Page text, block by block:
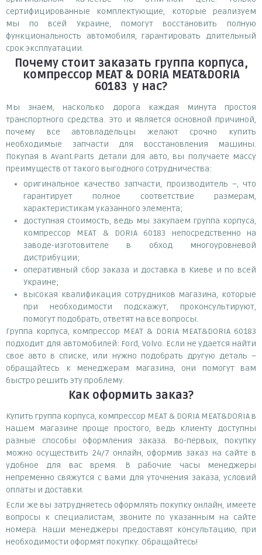
сертифицированные комплектующие, которые реализуем
мы по всей Украине, помогут восстановить полную
функциональность автомобиля, гарантировать длительный
срок эксплуатации.
Почему стоит заказать группа корпуса,
компрессор MEAT & DORIA MEAT&DORIA
60183 у нас?
Мы знаем, насколько дорога каждая минута простоя
транспортного средства. Это и является основной причиной,
почему все автовладельцы желают срочно купить
необходимые запчасти для восстановления машины.
Покупая в Avant.Parts детали для авто, вы получаете массу
преимуществ от такого выгодного сотрудничества:
оригинальное качество запчасти, производитель –, что
гарантирует полное соответствие размерам,
характеристикам указанного элемента;
доступная стоимость, ведь мы закупаем группа корпуса,
компрессор MEAT & DORIA 60183 непосредственно на
заводе-изготовителе в обход многоуровневой
дистрибуции;
оперативный сбор заказа и доставка в Киеве и по всей
Украине;
высокая квалификация сотрудников магазина, которые
при необходимости подскажут, проконсультируют,
помогут подобрать, ответят на все вопросы.
Группа корпуса, компрессор MEAT & DORIA MEAT&DORIA 60183
подходит для автомобилей: Ford, Volvo. Если не удается найти
свое авто в списке, или нужно подобрать другую деталь –
обращайтесь к менеджерам магазина, они помогут вам
быстро решить эту проблему.
Как оформить заказ?
Купить группа корпуса, компрессор MEAT & DORIA MEAT&DORIA в
нашем магазине проще простого, ведь клиенту доступны
разные способы оформления заказа. Во-первых, покупку
можно осуществить 24/7 онлайн, оформив заказ на сайте в
удобное для вас время. В рабочие часы менеджеры
непременно свяжутся с вами для уточнения заказа, условий
оплаты и доставки.
Если же вы затрудняетесь оформлять покупку онлайн, имеете
вопросы к специалистам, звоните по указанным на сайте
номера. Наши менеджеры предоставят консультацию, при
необходимости оформят покупку. Обращайтесь!